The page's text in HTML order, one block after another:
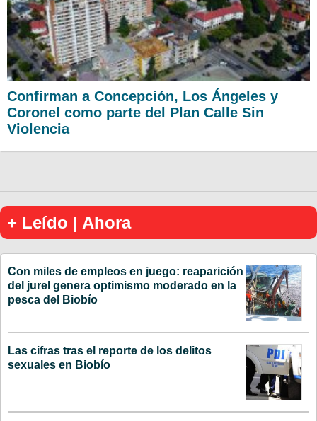
Confirman a Concepción, Los Ángeles y
Coronel como parte del Plan Calle Sin
Violencia
+ Leído | Ahora
Con miles de empleos en juego: reaparición
del jurel genera optimismo moderado en la
pesca del Biobío
Las cifras tras el reporte de los delitos
sexuales en Biobío